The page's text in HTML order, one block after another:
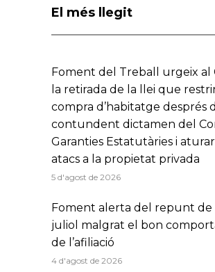
El més llegit
Foment del Treball urgeix al
la retirada de la llei que
compra d’habitatge després
contundent dictamen del
Garanties Estatutàries i
atacs a la propietat privada
5 d'agost de 2026
Foment alerta del repunt de
juliol malgrat el bon
de l’afiliació
4 d'agost de 2026